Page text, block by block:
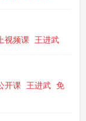
视频课 王进武
开课 王进武 免